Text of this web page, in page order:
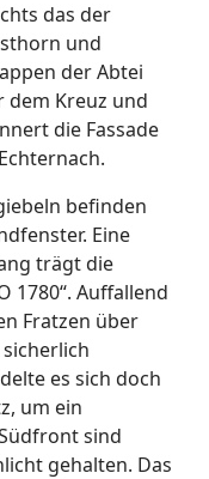
das der
und
der Abtei
dem Kreuz und
die Fassade
befinden
Eine
trägt die
1780“. Auffallend
Fratzen über
es sich doch
um ein
sind
gehalten. Das